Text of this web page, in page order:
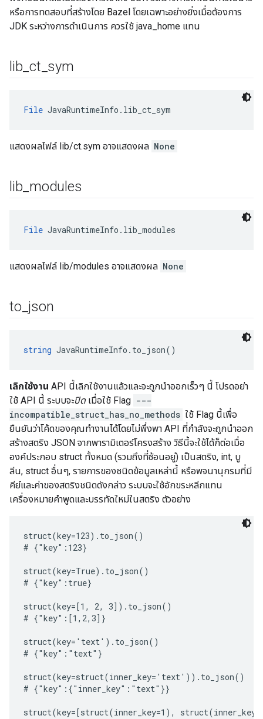
หรือการทดสอบที่สร้างโดย Bazel โดยเฉพาะอย่างยิ่งเมื่อต้องการ
JDK ระหว่างการดำเนินการ ควรใช้ java_home แทน
lib _ct sym
File JavaRuntimeInfo.lib_ct_sym
แสดงผลไฟล์ lib/ct.sym อาจแสดงผล None
lib modules
File JavaRuntimeInfo.lib_modules
แสดงผลไฟล์ lib/modules อาจแสดงผล None
to json
string JavaRuntimeInfo.to_json()
เลิกใช้งาน API นี้เลิกใช้งานแล้วและจะถูกนำออกเร็วๆ นี้ โปรดอย่า
ใช้ API นี้ ระบบจะปิดเมื่อใช้ Flag ---
incompatible_struct_has_no_methods ใช้ Flag นี้เพื่อ
ยืนยันว่าโค้ดของคุณทำงานได้โดยไม่พึ่งพา API ที่กำลังจะถูกนำออก
สร้างสตริง JSON จากพารามิเตอร์โครงสร้าง วิธีนี้จะใช้ได้ก็ต่อเมื่อ
องค์ประกอบ struct ทั้งหมด (รวมถึงที่ซ้อนอยู่) เป็นสตริง, int, บู
ลีน, struct อื่นๆ, รายการของชนิดข้อมูลเหล่านี้ หรือพจนานุกรมที่มี
คีย์และค่าของสตริงชนิดดังกล่าว ระบบจะใช้อักขระหลีกแทน
เครื่องหมายคำพูดและบรรทัดใหม่ในสตริง ตัวอย่าง
struct(key=123).to_json()
# {"key":123}
struct(key=True).to_json()
# {"key":true}
struct(key=[1, 2, 3]).to_json()
# {"key":[1,2,3]}
struct(key='text').to_json()
# {"key":"text"}
struct(key=struct(inner_key='text')).to_json()
# {"key":{"inner_key":"text"}}
struct(key=[struct(inner_key=1),